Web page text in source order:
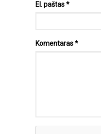
El. paštas*
Komentaras*